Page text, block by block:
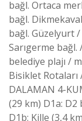
bağl. Ortaca
bağl.
bağl. Güzelyurt
Sarıgerme
belediye plajı /
Bisiklet Rotaları
DALAMAN 4-
(29 km) D1a: D2
D1b: Kille (3,4